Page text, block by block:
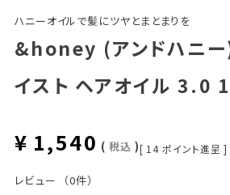
ハニーオイルで髪にツヤとまとまりを
&honey (アンドハニー
イスト ヘアオイル 3.0
¥ 1,540 税込 [ 14 ポイント進呈 ]
レビュー （0件）